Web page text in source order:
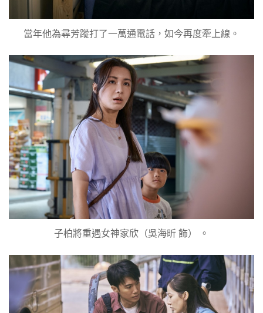
當年他為尋芳蹤打了一萬通電話，如今再度牽上線。
子柏將重遇女神家欣（吳海昕 飾） 。